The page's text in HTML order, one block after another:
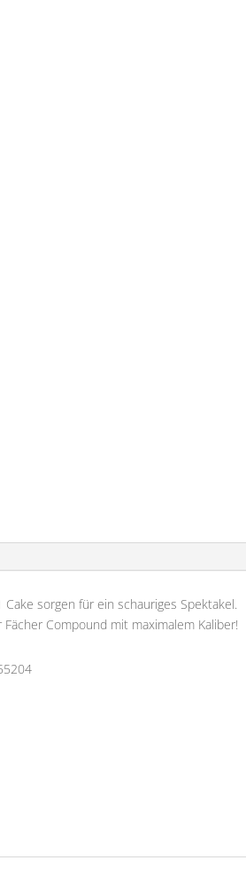
Cake sorgen für ein schauriges Spektakel.
Fächer Compound mit maximalem Kaliber!